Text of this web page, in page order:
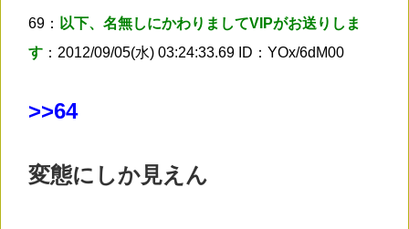
69： 以下、名無しにかわりましてVIPがお送りしま
す ：2012/09/05(水) 03:24:33.69 ID：YOx/6dM00
>>64
変態にしか見えん